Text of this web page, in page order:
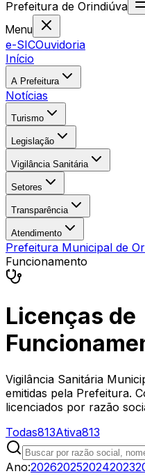
Prefeitura de Orindiúva
Menu
e-SICOuvidoria
Início
A Prefeitura
Notícias
Turismo
Legislação
Vigilância Sanitária
Setores
Transparência
Atendimento
Prefeitura Municipal de
Funcionamento
Licenças de
Vigilância Sanitária
emitidas pela Prefeitura.
licenciados por razão
Todas813Ativa813
Ano:2026202520242023